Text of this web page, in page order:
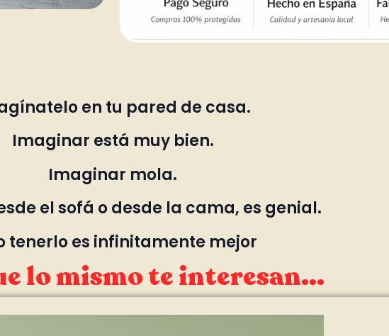
en tu pared de casa.
Imaginar está muy bien.
Imaginar mola.
el sofá o desde la cama, es genial.
tenerlo es infinitamente mejor
lo mismo te interesan...